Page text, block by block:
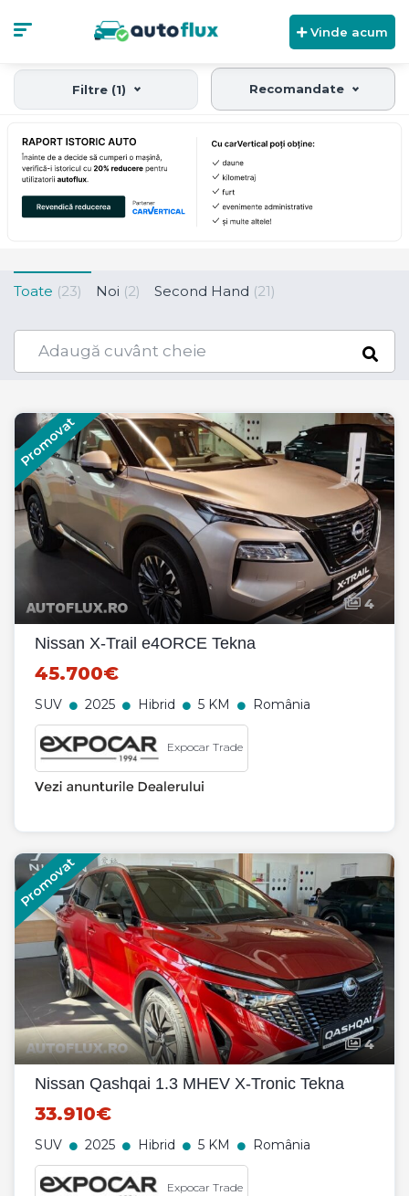
Vinde acum
Filtre (1) Recomandate
Toate (23) Noi (2) Second Hand (21)
Promovat
4
Nissan X-Trail e4ORCE Tekna
45.700€
SUV 2025 Hibrid 5 KM România
Expocar Trade
Promovat
4
Nissan Qashqai 1.3 MHEV X-Tronic Tekna
33.910€
SUV 2025 Hibrid 5 KM România
Expocar Trade